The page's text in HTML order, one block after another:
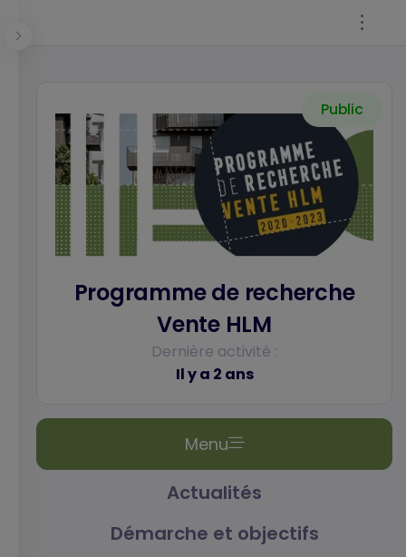
Se connecter
Programme de recherche
Vente HLM
Public
Dernière activité :
Il y a 2 ans
Menu
Actualités
Démarche et objectifs